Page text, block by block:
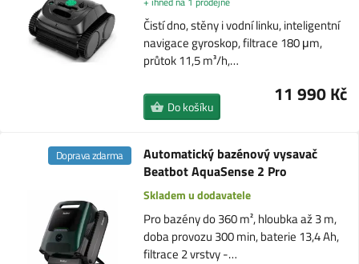
Čistí dno, stěny i vodní linku, inteligentní
navigace gyroskop, filtrace 180 μm,
průtok 11,5 m³/h,…
11 990 Kč
Do košíku
Automatický bazénový vysavač
Beatbot AquaSense 2 Pro
Doprava zdarma
Skladem u dodavatele
Pro bazény do 360 m², hloubka až 3 m,
doba provozu 300 min, baterie 13,4 Ah,
filtrace 2 vrstvy -…